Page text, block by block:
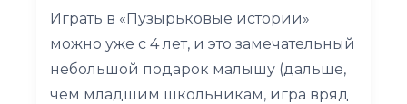
Играть в «Пузырьковые истории»
можно уже с 4 лет, и это замечательный
небольшой подарок малышу (дальше,
чем младшим школьникам, игра вряд